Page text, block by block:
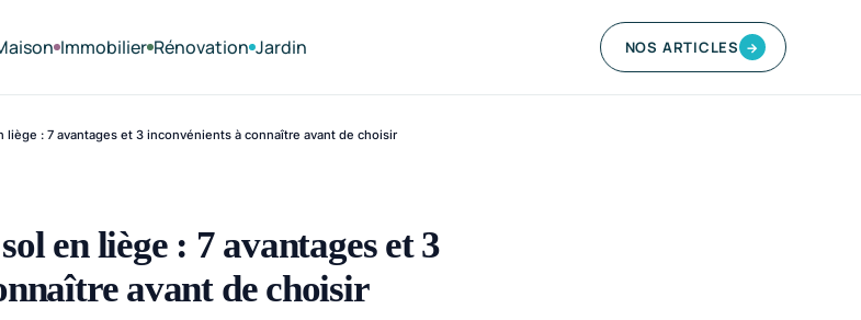
Immobilier Rénovation Jardin NOS ARTICLES →
liège : 7 avantages et 3 inconvénients à connaître avant de choisir
en liège : 7 avantages et 3
avant de choisir